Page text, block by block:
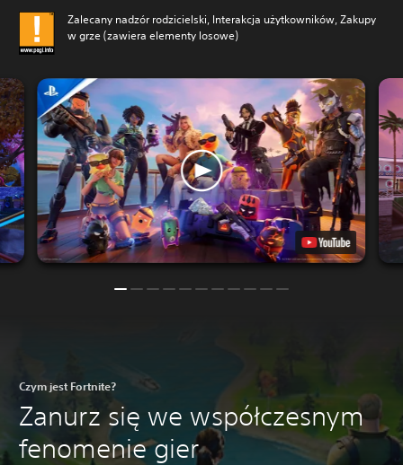
Zalecany nadzór rodzicielski, Interakcja użytkowników, Zakupy
w grze (zawiera elementy losowe)
Czym jest Fortnite?
Zanurz się we współczesnym
fenomenie gier